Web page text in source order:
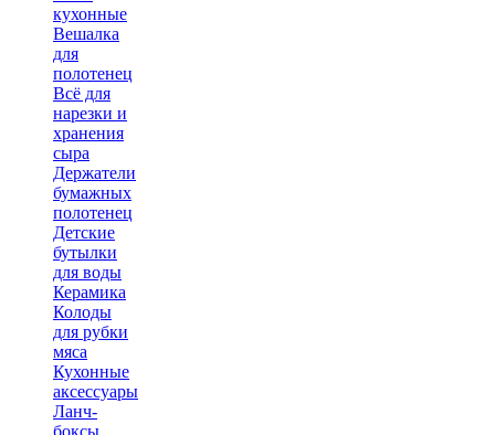
кухонные
Вешалка
для
полотенец
Всё для
нарезки и
хранения
сыра
Держатели
бумажных
полотенец
Детские
бутылки
для воды
Керамика
Колоды
для рубки
мяса
Кухонные
аксессуары
Ланч-
боксы